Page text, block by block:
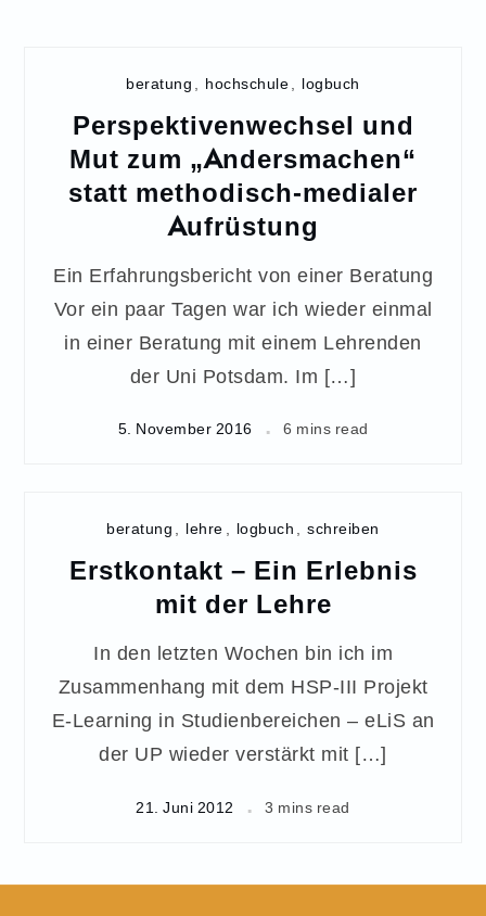
beratung hochschule logbuch
Perspektivenwechsel und
Mut zum „Andersmachen“
statt methodisch-medialer
Aufrüstung
Ein Erfahrungsbericht von einer Beratung
Vor ein paar Tagen war ich wieder einmal
in einer Beratung mit einem Lehrenden
der Uni Potsdam. Im […]
5. November 2016 6 mins read
beratung lehre logbuch schreiben
Erstkontakt – Ein Erlebnis
mit der Lehre
In den letzten Wochen bin ich im
Zusammenhang mit dem HSP-III Projekt
E-Learning in Studienbereichen – eLiS an
der UP wieder verstärkt mit […]
21. Juni 2012 3 mins read